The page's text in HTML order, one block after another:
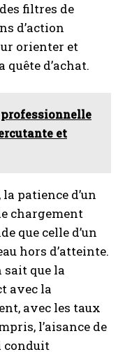
filtres de
d’action
orienter et
d’achat.
et
patience d’un
chargement
que celle d’un
hors d’atteinte.
sait que la
avec la
avec les taux
l’aisance de
conduit